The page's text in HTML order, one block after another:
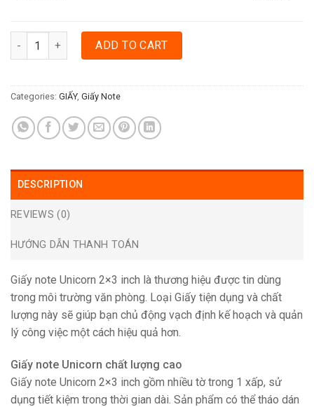
GIẤY NOTE UNICORN 2X3 INCH quantity
ADD TO CART
Categories: GIẤY, Giấy Note
DESCRIPTION
REVIEWS (0)
HƯỚNG DẪN THANH TOÁN
Giấy note Unicorn 2×3 inch là thương hiệu được tin dùng
trong môi trường văn phòng. Loại Giấy tiện dụng và chất
lượng này sẽ giúp bạn chủ động vạch định kế hoạch và quản
lý công việc một cách hiệu quả hơn.
Giấy note Unicorn chất lượng cao
Giấy note Unicorn 2×3 inch gồm nhiều tờ trong 1 xấp, sử
dụng tiết kiệm trong thời gian dài. Sản phẩm có thể tháo dán